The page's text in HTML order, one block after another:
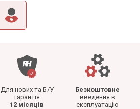
Для нових та Б/У
гарантія
12 місяців
Безкоштовне
введення в
експлуатацію